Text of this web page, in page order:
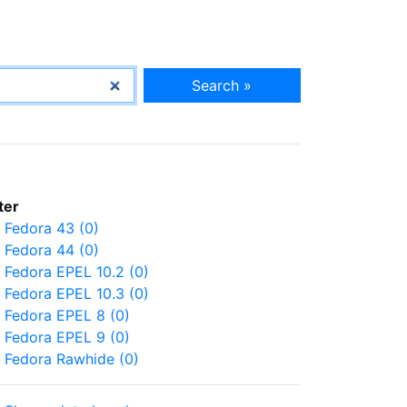
Search »
Fedora 43 (0)
Fedora 44 (0)
Fedora EPEL 10.2 (0)
Fedora EPEL 10.3 (0)
Fedora EPEL 8 (0)
Fedora EPEL 9 (0)
Fedora Rawhide (0)